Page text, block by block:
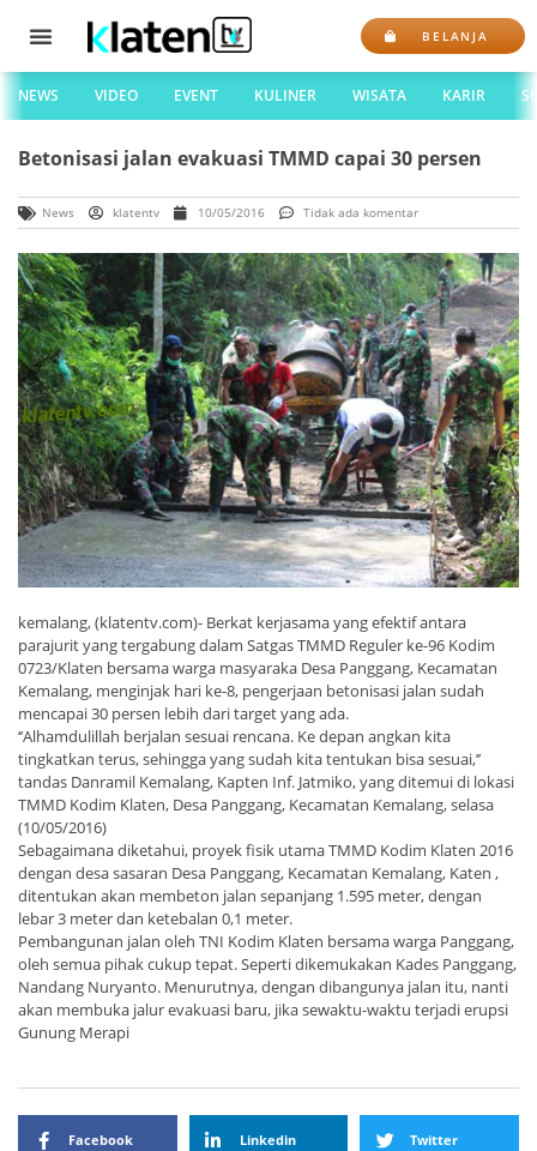
BELANJA
NEWS VIDEO EVENT KULINER WISATA KARIR
Betonisasi jalan evakuasi TMMD capai 30 persen
News klatentv 10/05/2016 Tidak ada komentar
kemalang, (klatentv.com)- Berkat kerjasama yang efektif antara
parajurit yang tergabung dalam Satgas TMMD Reguler ke-96 Kodim
0723/Klaten bersama warga masyaraka Desa Panggang, Kecamatan
Kemalang, menginjak hari ke-8, pengerjaan betonisasi jalan sudah
mencapai 30 persen lebih dari target yang ada.
‘’Alhamdulillah berjalan sesuai rencana. Ke depan angkan kita
tingkatkan terus, sehingga yang sudah kita tentukan bisa sesuai,’’
tandas Danramil Kemalang, Kapten Inf. Jatmiko, yang ditemui di lokasi
TMMD Kodim Klaten, Desa Panggang, Kecamatan Kemalang, selasa
(10/05/2016)
Sebagaimana diketahui, proyek fisik utama TMMD Kodim Klaten 2016
dengan desa sasaran Desa Panggang, Kecamatan Kemalang, Katen ,
ditentukan akan membeton jalan sepanjang 1.595 meter, dengan
lebar 3 meter dan ketebalan 0,1 meter.
Pembangunan jalan oleh TNI Kodim Klaten bersama warga Panggang,
oleh semua pihak cukup tepat. Seperti dikemukakan Kades Panggang,
Nandang Nuryanto. Menurutnya, dengan dibangunya jalan itu, nanti
akan membuka jalur evakuasi baru, jika sewaktu-waktu terjadi erupsi
Gunung Merapi
Facebook Linkedin Twitter